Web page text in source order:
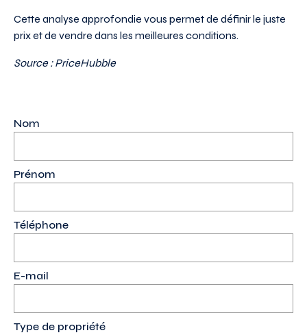
Cette analyse approfondie vous permet de définir le juste
prix et de vendre dans les meilleures conditions.
Source : PriceHubble
Nom
Prénom
Téléphone
E-mail
Type de propriété